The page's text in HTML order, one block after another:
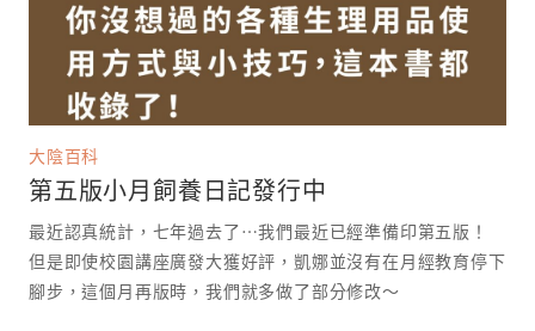
大陰百科
第五版小月飼養日記發行中
最近認真統計，七年過去了⋯我們最近已經準備印第五版！
但是即使校園講座廣發大獲好評，凱娜並沒有在月經教育停下
腳步，這個月再版時，我們就多做了部分修改～